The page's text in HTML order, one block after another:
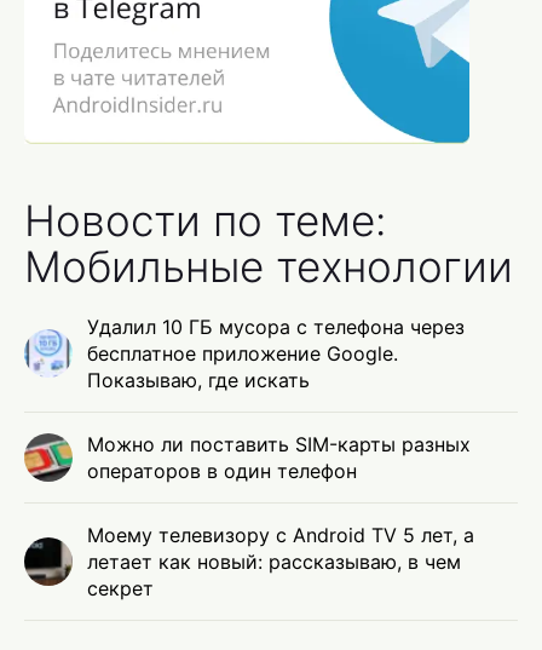
Новости по теме:
Мобильные технологии
Удалил 10 ГБ мусора с телефона через
бесплатное приложение Google.
Показываю, где искать
Можно ли поставить SIM-карты разных
операторов в один телефон
Моему телевизору с Android TV 5 лет, а
летает как новый: рассказываю, в чем
секрет